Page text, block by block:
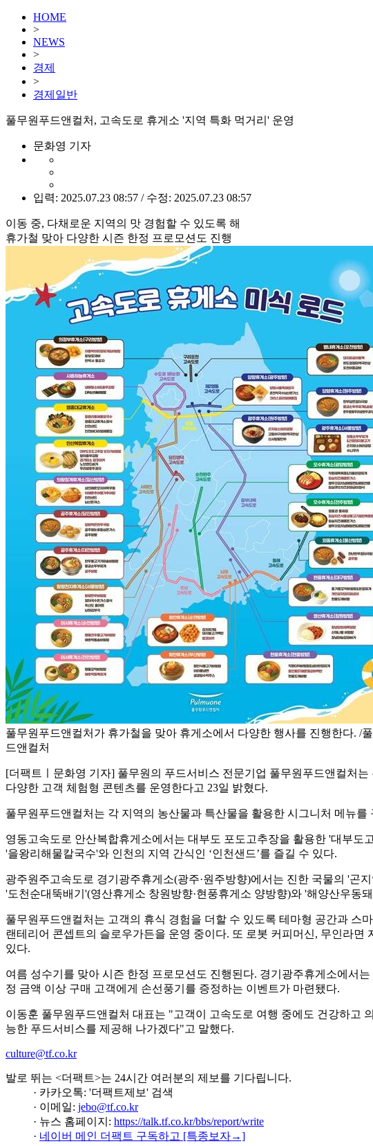
HOME
>
NEWS
>
경제
>
경제일반
풀무원푸드앤컬처, 고속도로 휴게소 '지역 특화 먹거리' 운영
문화영 기자
입력: 2025.07.23 08:57 / 수정: 2025.07.23 08:57
이동 중, 다채로운 지역의 맛 경험할 수 있도록 해
휴가철 맞아 다양한 시즌 한정 프로모션도 진행
풀무원푸드앤컬처가 휴가철을 맞아 휴게소에서 다양한 행사를 진행한다. /
드앤컬처
[더팩트ㅣ문화영 기자] 풀무원의 푸드서비스 전문기업 풀무원푸드앤컬처
다양한 고객 체험형 콘텐츠를 운영한다고 23일 밝혔다.
풀무원푸드앤컬처는 각 지역의 농산물과 특산물을 활용한 시그니처 메뉴
영동고속도로 안산복합휴게소에서는 대부도 포도고추장을 활용한 '대부
'을왕리해물칼국수'와 인천의 지역 간식인 ‘인천샌드’를 즐길 수 있다.
광주원주고속도로 경기광주휴게소(광주·원주방향)에서는 진한 국물의 '곤
'도천순대뚝배기'(영산휴게소 창원방향·현풍휴게소 양방향)와 '해양산우
풀무원푸드앤컬처는 고객의 휴식 경험을 더할 수 있도록 테마형 공간과 스
랜테리어 콘셉트의 슬로우가든을 운영 중이다. 또 로봇 커피머신, 무인라
있다.
여름 성수기를 맞아 시즌 한정 프로모션도 진행된다. 경기광주휴게소에서
정 금액 이상 구매 고객에게 손선풍기를 증정하는 이벤트가 마련됐다.
이동훈 풀무원푸드앤컬처 대표는 "고객이 고속도로 여행 중에도 건강하고
능한 푸드서비스를 제공해 나가겠다"고 말했다.
culture@tf.co.kr
발로 뛰는 <더팩트>는 24시간 여러분의 제보를 기다립니다.
· 카카오톡: '더팩트제보' 검색
· 이메일: jebo@tf.co.kr
· 뉴스 홈페이지: https://talk.tf.co.kr/bbs/report/write
· 네이버 메인 더팩트 구독하고 [특종보자→]